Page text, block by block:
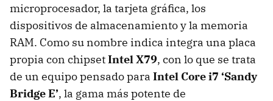
microprocesador, la tarjeta gráfica, los
dispositivos de almacenamiento y la memoria
RAM. Como su nombre indica integra una placa
propia con chipsetIntel X79, con lo que se trata
de un equipo pensado para Intel Core i7 ‘Sandy
Bridge E’, la gama más potente de